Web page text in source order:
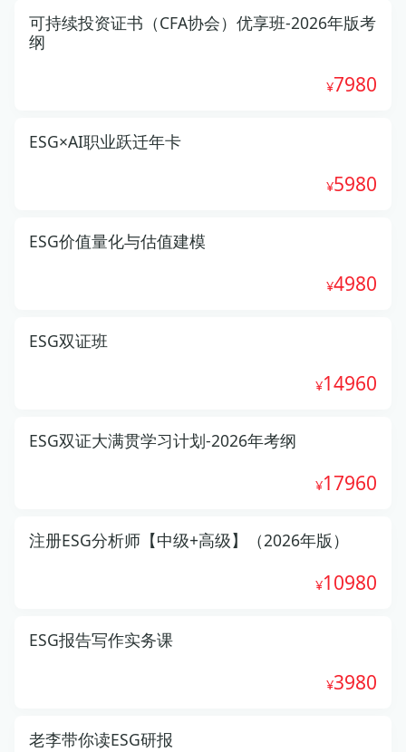
可持续投资证书（CFA协会）优享班-2026年版考
纲
7980
ESG×AI职业跃迁年卡
5980
ESG价值量化与估值建模
4980
ESG双证班
14960
ESG双证大满贯学习计划-2026年考纲
17960
注册ESG分析师【中级+高级】（2026年版）
10980
ESG报告写作实务课
3980
老李带你读ESG研报